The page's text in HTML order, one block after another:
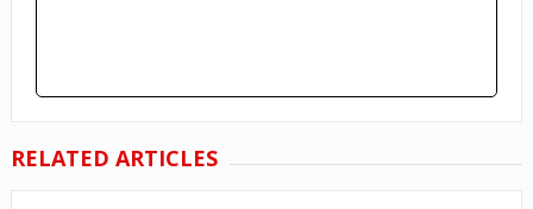
RELATED ARTICLES